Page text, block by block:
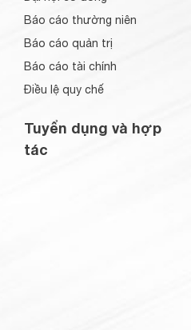
Báo cáo thường niên
Báo cáo quản trị
Báo cáo tài chính
Điều lệ quy chế
Tuyển dụng và hợp
tác